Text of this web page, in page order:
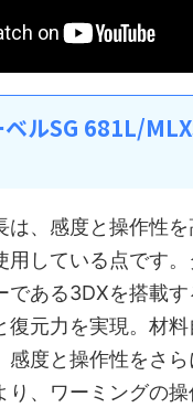
ルSG 681L/
は、感度と操作性
用している点です
である3DXを搭載
復元力を実現。材
感度と操作性をさ
り、ワーミングの